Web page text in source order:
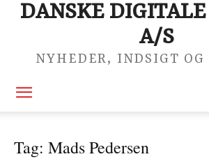
DANSKE
A/S
NYHEDER, INDSIGT OG
Tag: Mads Pedersen